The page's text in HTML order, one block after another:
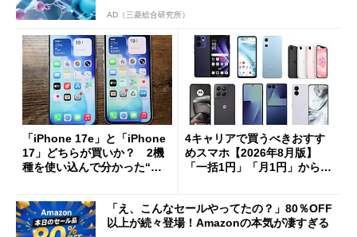
AD（三菱総合研究所）
「iPhone 17e」と「iPhone
17」どちらが買いか？ 2機
種を使い込んで分かった“ス
4キャリアで買うべきおすす
めスマホ【2026年8月版】
「一括1円」「月1円」からお
「え、こんなセールやってたの？」80％OFF
以上が続々登場！Amazonの本気が凄すぎる